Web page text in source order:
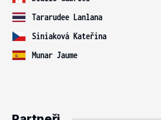
Tararudee Lanlana
Siniaková Kateřina
Munar Jaume